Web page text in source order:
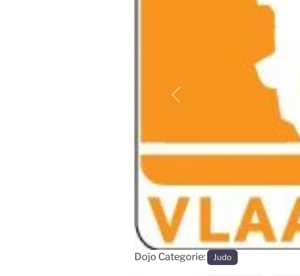
Vorige
Dojo Categorie: Judo